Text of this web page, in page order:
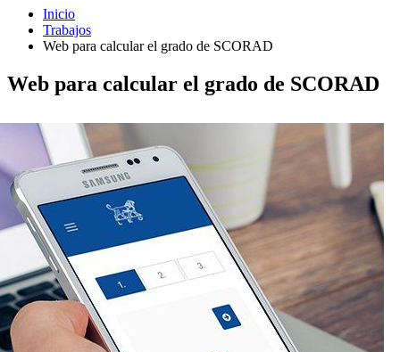
Inicio
Trabajos
Web para calcular el grado de SCORAD
Web para calcular el grado de SCORAD